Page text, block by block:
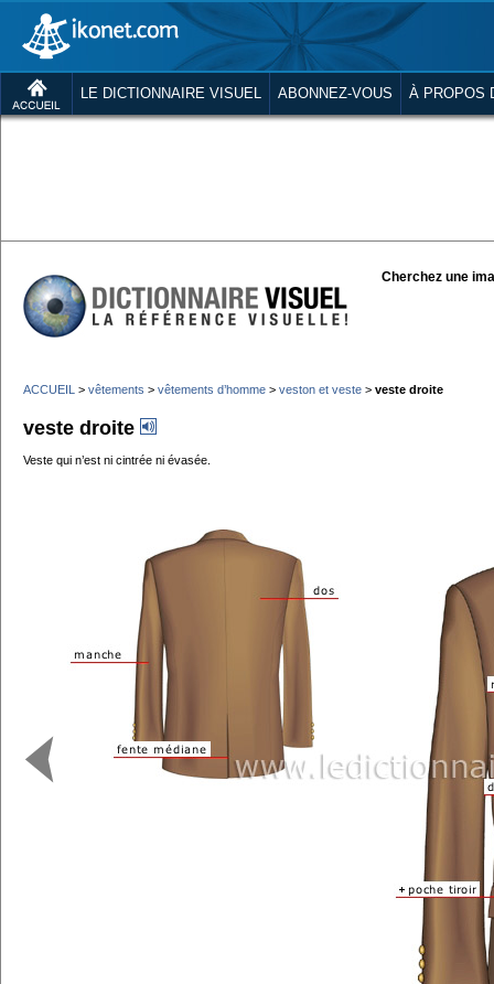
LE DICTIONNAIRE VISUEL ABONNEZ-VOUS À PROPOS
Cherchez une
ACCUEIL > vêtements > vêtements d’homme > veston et veste > veste droite
veste droite
Veste qui n’est ni cintrée ni évasée.